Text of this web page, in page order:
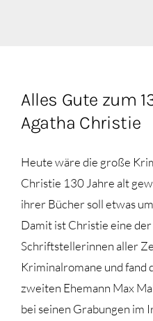
Alles Gute zum
Agatha Christie
Heute wäre die große
Christie 130 Jahre alt
ihrer Bücher soll etwas
Damit ist Christie eine
Schriftstellerinnen aller
Kriminalromane und fand
zweiten Ehemann Max
bei seinen Grabungen im